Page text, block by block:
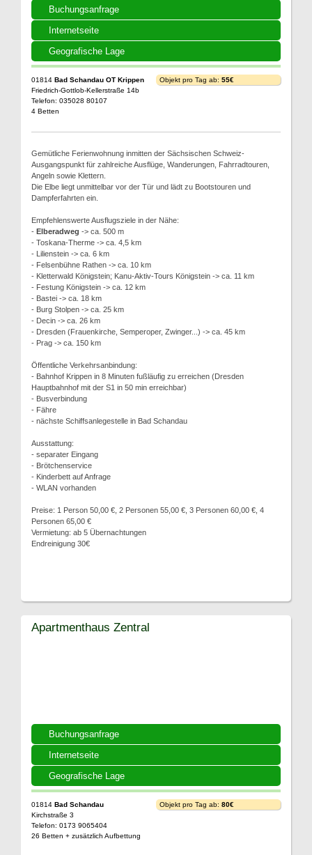
Buchungsanfrage
Internetseite
Geografische Lage
01814 Bad Schandau OT Krippen
Friedrich-Gottlob-Kellerstraße 14b
Telefon: 035028 80107
4 Betten
Objekt pro Tag ab: 55€
Gemütliche Ferienwohnung inmitten der Sächsischen Schweiz-
Ausgangspunkt für zahlreiche Ausflüge, Wanderungen, Fahrradtouren,
Angeln sowie Klettern.
Die Elbe liegt unmittelbar vor der Tür und lädt zu Bootstouren und
Dampferfahrten ein.
Empfehlenswerte Ausflugsziele in der Nähe:
- Elberadweg -> ca. 500 m
- Toskana-Therme -> ca. 4,5 km
- Lilienstein -> ca. 6 km
- Felsenbühne Rathen -> ca. 10 km
- Kletterwald Königstein; Kanu-Aktiv-Tours Königstein -> ca. 11 km
- Festung Königstein -> ca. 12 km
- Bastei -> ca. 18 km
- Burg Stolpen -> ca. 25 km
- Decin -> ca. 26 km
- Dresden (Frauenkirche, Semperoper, Zwinger...) -> ca. 45 km
- Prag -> ca. 150 km
Öffentliche Verkehrsanbindung:
- Bahnhof Krippen in 8 Minuten fußläufig zu erreichen (Dresden
Hauptbahnhof mit der S1 in 50 min erreichbar)
- Busverbindung
- Fähre
- nächste Schiffsanlegestelle in Bad Schandau
Ausstattung:
- separater Eingang
- Brötchenservice
- Kinderbett auf Anfrage
- WLAN vorhanden
Preise: 1 Person 50,00 €, 2 Personen 55,00 €, 3 Personen 60,00 €, 4
Personen 65,00 €
Vermietung: ab 5 Übernachtungen
Endreinigung 30€
Buchungsanfrage
Internetseite
Geografische Lage
Apartmenthaus Zentral
01814 Bad Schandau
Kirchstraße 3
Telefon: 0173 9065404
26 Betten + zusätzlich Aufbettung
Objekt pro Tag ab: 80€